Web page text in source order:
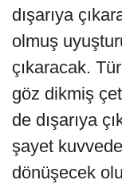
dışarıya
olmuş
çıkaracak.
göz dikmiş
de dışarıya
şayet
dönüşecek